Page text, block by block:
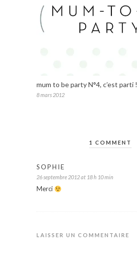
mum to be party N°4, c’est parti !
8 mars 2012
1 COMMENT
SOPHIE
26 septembre 2012 at 18 h 10 min
Merci
LAISSER UN COMMENTAIRE